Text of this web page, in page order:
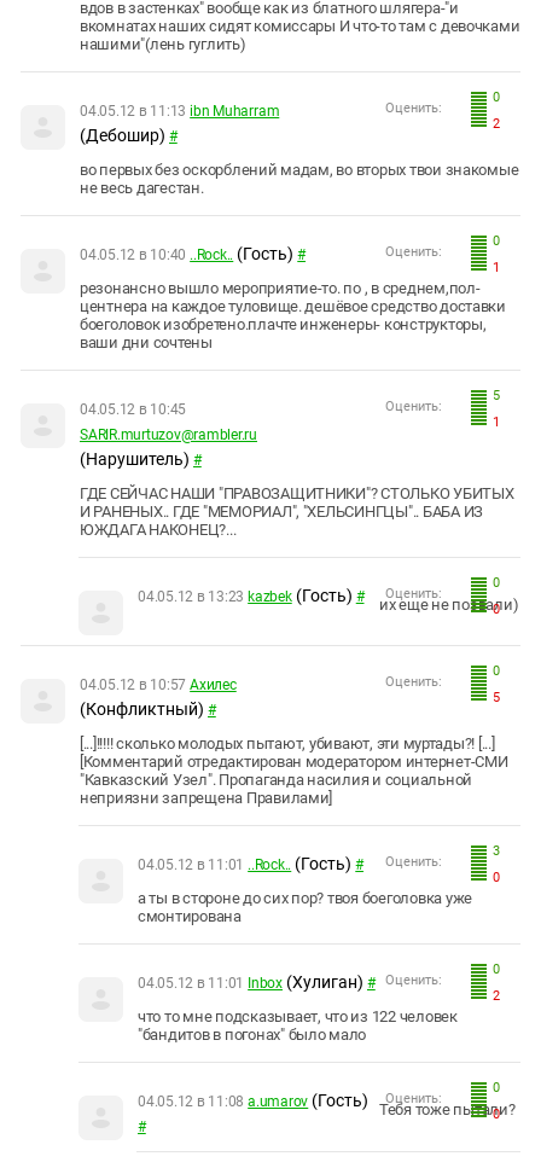
вдов в застенках" вообще как из блатного шлягера-"и
вкомнатах наших сидят комиссары И что-то там с девочками
нашими"(лень гуглить)
0
2
Оценить:
04.05.12 в 11:13 ibn Muharram
(Дебошир) #
во первых без оскорблений мадам, во вторых твои знакомые
не весь дагестан.
0
1
Оценить:
04.05.12 в 10:40 ..Rock.. (Гость) #
резонансно вышло мероприятие-то. по , в среднем,пол-
центнера на каждое туловище. дешёвое средство доставки
боеголовок изобретено.плачте инженеры- конструкторы,
ваши дни сочтены
5
1
Оценить:
04.05.12 в 10:45
SARIR.murtuzov@rambler.ru
(Нарушитель) #
ГДЕ СЕЙЧАС НАШИ "ПРАВОЗАЩИТНИКИ"? СТОЛЬКО УБИТЫХ
И РАНЕНЫХ.. ГДЕ "МЕМОРИАЛ", "ХЕЛЬСИНГЦЫ".. БАБА ИЗ
ЮЖДАГА НАКОНЕЦ?...
0
0
Оценить:
04.05.12 в 13:23 kazbek (Гость) # их еще не позвали)
0
5
Оценить:
04.05.12 в 10:57 Aхилес
(Конфликтный) #
[...]!!!!! сколько молодых пытают, убивают, эти муртады?! [...]
[Комментарий отредактирован модератором интернет-СМИ
"Кавказский Узел". Пропаганда насилия и социальной
неприязни запрещена Правилами]
3
0
Оценить:
04.05.12 в 11:01 ..Rock.. (Гость) #
а ты в стороне до сих пор? твоя боеголовка уже
смонтирована
0
2
Оценить:
04.05.12 в 11:01 Inbox (Хулиган) #
что то мне подсказывает, что из 122 человек
"бандитов в погонах" было мало
0
0
Оценить:
04.05.12 в 11:08 a.umarov (Гость)
#
Тебя тоже пытали?